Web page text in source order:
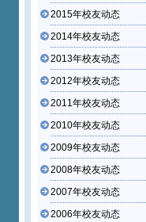
2015年校友动态
2014年校友动态
2013年校友动态
2012年校友动态
2011年校友动态
2010年校友动态
2009年校友动态
2008年校友动态
2007年校友动态
2006年校友动态